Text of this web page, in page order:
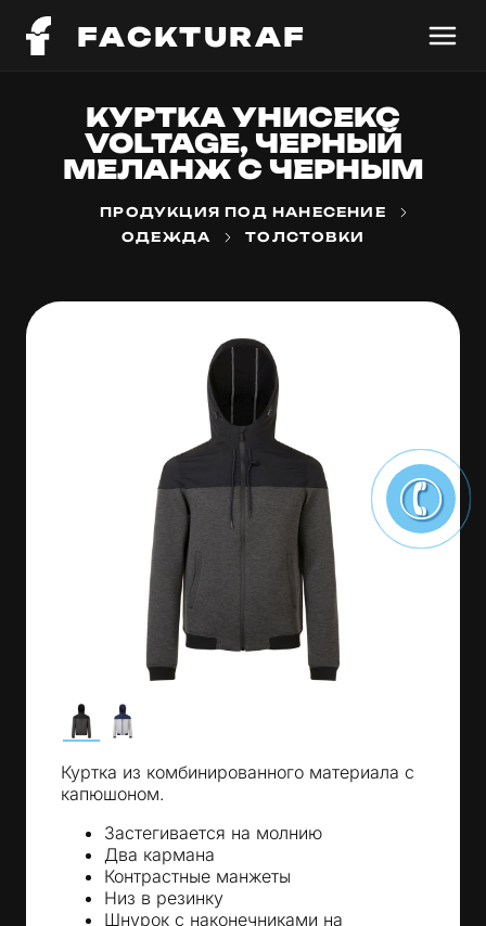
FACKTURAF
КУРТКА УНИСЕКС
VOLTAGE, ЧЕРНЫЙ
МЕЛАНЖ С ЧЕРНЫМ
ПРОДУКЦИЯ ПОД НАНЕСЕНИЕ
ОДЕЖДА
ТОЛСТОВКИ
Куртка из комбинированного материала с
капюшоном.
Застегивается на молнию
Два кармана
Контрастные манжеты
Низ в резинку
Шнурок с наконечниками на